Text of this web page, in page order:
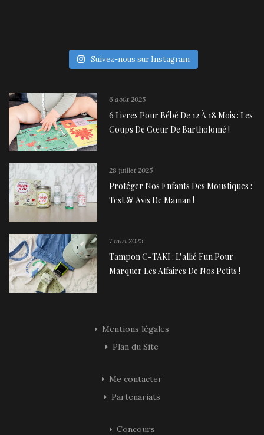
Suivez-nous sur Instagram
6 août 2025
6 Livres Pour Bébé De 12 À 18 Mois : Les
Coups De Cœur De Bartholomé !
28 juillet 2025
Protéger Nos Enfants Des Moustiques :
Test & Avis De Maman !
7 mai 2025
Tampon C-TAKI : L’allié Fun Pour
Marquer Les Affaires De Nos Petits !
Mentions légales
Plan du Site
Me contacter
Partenariats
Concours